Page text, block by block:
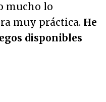
mucho lo
muy práctica. He
disponibles